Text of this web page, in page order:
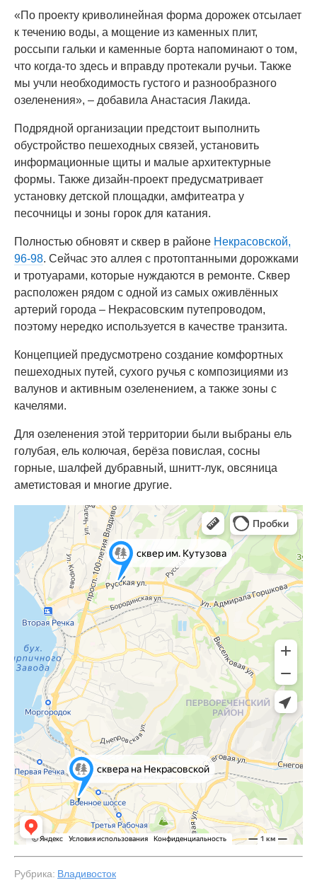
«По проекту криволинейная форма дорожек отсылает
к течению воды, а мощение из каменных плит,
россыпи гальки и каменные борта напоминают о том,
что когда-то здесь и вправду протекали ручьи. Также
мы учли необходимость густого и разнообразного
озеленения», – добавила Анастасия Лакида.
Подрядной организации предстоит выполнить
обустройство пешеходных связей, установить
информационные щиты и малые архитектурные
формы. Также дизайн-проект предусматривает
установку детской площадки, амфитеатра у
песочницы и зоны горок для катания.
Полностью обновят и сквер в районе Некрасовской,
96-98. Сейчас это аллея с протоптанными дорожками
и тротуарами, которые нуждаются в ремонте. Сквер
расположен рядом с одной из самых оживлённых
артерий города – Некрасовским путепроводом,
поэтому нередко используется в качестве транзита.
Концепцией предусмотрено создание комфортных
пешеходных путей, сухого ручья с композициями из
валунов и активным озеленением, а также зоны с
качелями.
Для озеленения этой территории были выбраны ель
голубая, ель колючая, берёза повислая, сосны
горные, шалфей дубравный, шнитт-лук, овсяница
аметистовая и многие другие.
Рубрика: Владивосток